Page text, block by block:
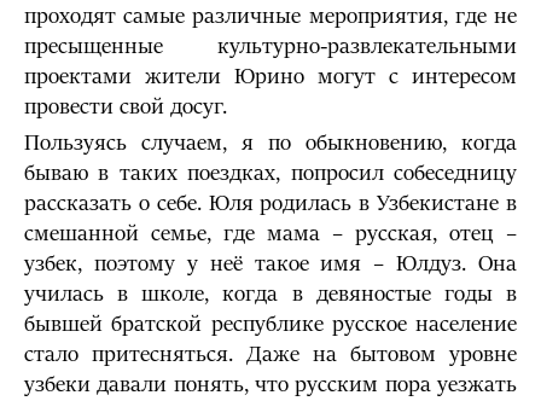
проходят самые различные мероприятия, где не
пресыщенные культурно-развлекательными
проектами жители Юрино могут с интересом
провести свой досуг.
Пользуясь случаем, я по обыкновению, когда
бываю в таких поездках, попросил собеседницу
рассказать о себе. Юля родилась в Узбекистане в
смешанной семье, где мама – русская, отец –
узбек, поэтому у неё такое имя – Юлдуз. Она
училась в школе, когда в девяностые годы в
бывшей братской республике русское население
стало притесняться. Даже на бытовом уровне
узбеки давали понять, что русским пора уезжать